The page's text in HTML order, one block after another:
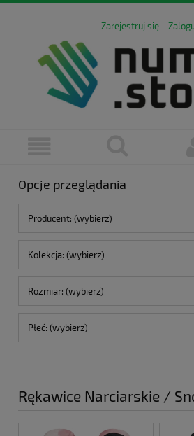
Zarejestruj się
Opcje przeglądania
Producent: (wybierz)
Kolekcja: (wybierz)
Rozmiar: (wybierz)
Płeć: (wybierz)
Rękawice Narciarskie /